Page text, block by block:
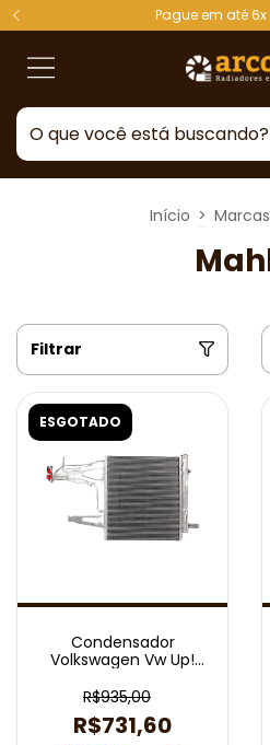
Pague em até
Início > Marcas
Filtrar
ESGOTADO
Condensador
Volkswagen Vw Up!
R$935,00
R$731,60